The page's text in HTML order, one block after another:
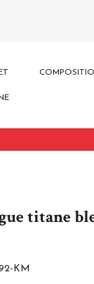
titane
KM